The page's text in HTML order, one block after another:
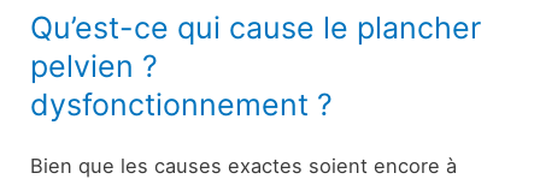
Qu’est-ce qui cause le plancher
pelvien ?
dysfonctionnement ?
Bien que les causes exactes soient encore à